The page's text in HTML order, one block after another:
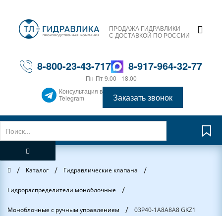
ПРОДАЖА ГИДРАВЛИКИ
С ДОСТАВКОЙ ПО РОССИИ
8-800-23-43-717 8-917-964-32-77
Пн-Пт 9.00 - 18.00
Консультация в
Telegram
Заказать звонок
Главная
/ Каталог / Гидравлические клапана /
Гидрораспределители моноблочные /
Моноблочные с ручным управлением / 03Р40-1А8А8A8 GKZ1